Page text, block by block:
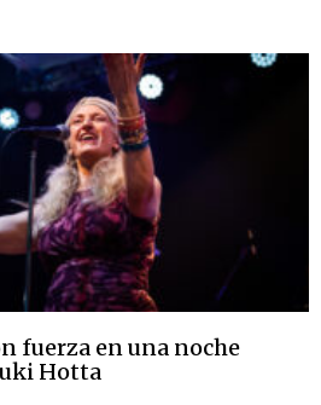
fuerza en una noche
Hotta